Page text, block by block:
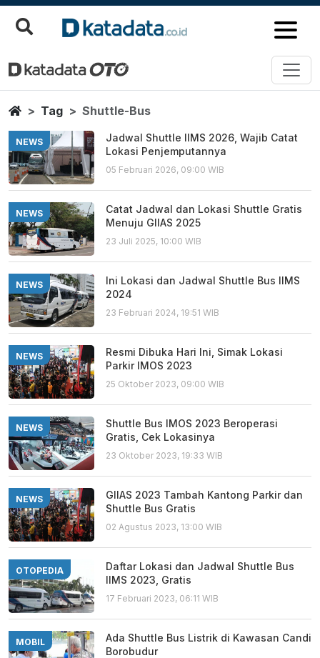
Shuttle Bus
Berita Terbaru
HomeTag Shuttle-Bus
NEWS
Jadwal Shuttle IIMS 2026, Wajib Catat
Lokasi Penjemputannya
05 Februari 2026, 09:00 WIB
NEWS
Catat Jadwal dan Lokasi Shuttle Gratis
Menuju GIIAS 2025
23 Juli 2025, 10:00 WIB
NEWS
Ini Lokasi dan Jadwal Shuttle Bus IIMS
2024
23 Februari 2024, 19:51 WIB
NEWS
Resmi Dibuka Hari Ini, Simak Lokasi
Parkir IMOS 2023
25 Oktober 2023, 09:00 WIB
NEWS
Shuttle Bus IMOS 2023 Beroperasi
Gratis, Cek Lokasinya
23 Oktober 2023, 19:33 WIB
NEWS
GIIAS 2023 Tambah Kantong Parkir dan
Shuttle Bus Gratis
02 Agustus 2023, 13:00 WIB
OTOPEDIA
Daftar Lokasi dan Jadwal Shuttle Bus
IIMS 2023, Gratis
17 Februari 2023, 06:11 WIB
MOBIL
Ada Shuttle Bus Listrik di Kawasan Candi
Borobudur